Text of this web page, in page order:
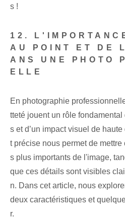
s !
12.
AU POINT ET DE
ANS UNE PHOTO
ELLE
En photographie
tteté jouent un rôle fondamental
s et d’un impact visuel de
t précise nous permet de
s plus importants de l'image,
que ces détails sont visibles
n. Dans cet article, nous
deux caractéristiques et
r.